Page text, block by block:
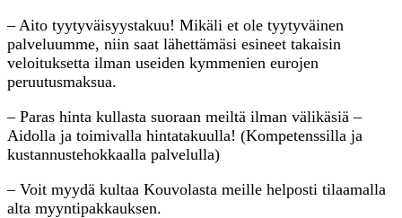
– Aito tyytyväisyystakuu! Mikäli et ole tyytyväinen
palveluumme, niin saat lähettämäsi esineet takaisin
veloituksetta ilman useiden kymmenien eurojen
peruutusmaksua.
– Paras hinta kullasta suoraan meiltä ilman välikäsiä –
Aidolla ja toimivalla hintatakuulla! (Kompetenssilla ja
kustannustehokkaalla palvelulla)
– Voit myydä kultaa Kouvolasta meille helposti tilaamalla
alta myyntipakkauksen.